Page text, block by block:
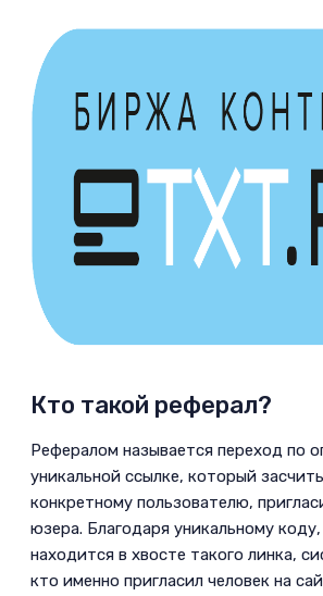
Кто такой реферал?­
Рефералом называется переход по
уникальной ссылке, который
конкретному пользователю,
юзера. Благодаря уникальному
находится в хвосте такого линка,
кто именно пригласил человек на